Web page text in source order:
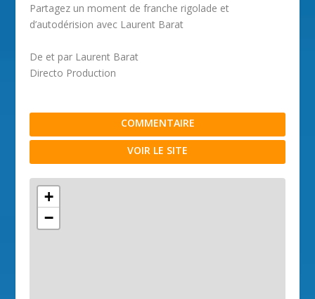
Partagez un moment de franche rigolade et
d’autodérision avec Laurent Barat
De et par Laurent Barat
Directo Production
COMMENTAIRE
VOIR LE SITE
+
−